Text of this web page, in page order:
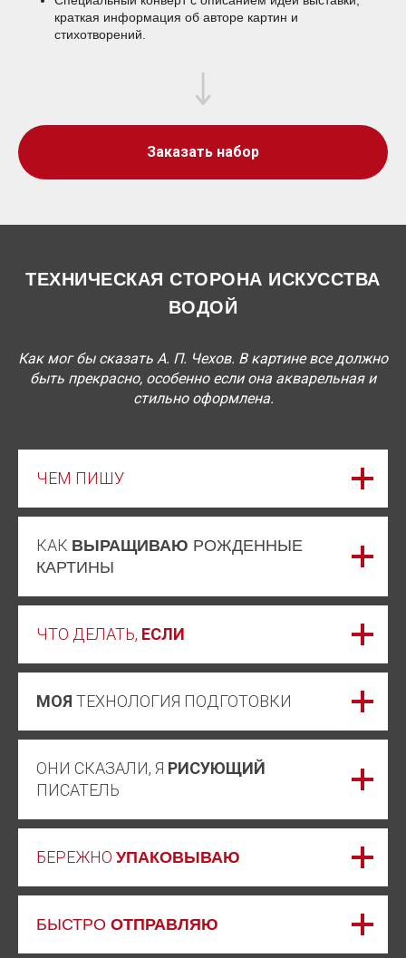
краткая информация об авторе картин и
стихотворений.
Заказать набор
ТЕХНИЧЕСКАЯ СТОРОНА ИСКУССТВА
ВОДОЙ
Как мог бы сказать А. П. Чехов. В картине все должно
быть прекрасно, особенно если она акварельная и
стильно оформлена.
ЧЕМ ПИШУ
КАК ВЫРАЩИВАЮ РОЖДЕННЫЕ
КАРТИНЫ
ЧТО ДЕЛАТЬ, ЕСЛИ
МОЯ ТЕХНОЛОГИЯ ПОДГОТОВКИ
ОНИ СКАЗАЛИ, Я РИСУЮЩИЙ
ПИСАТЕЛЬ
БЕРЕЖНО УПАКОВЫВАЮ
БЫСТРО ОТПРАВЛЯЮ